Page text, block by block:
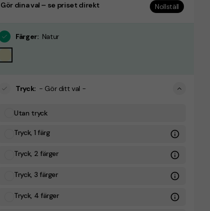
Gör dina val – se priset direkt Nollställ
Färger: Natur
Tryck: - Gör ditt val -
Utan tryck
Tryck, 1 färg
Tryck, 2 färger
Tryck, 3 färger
Tryck, 4 färger